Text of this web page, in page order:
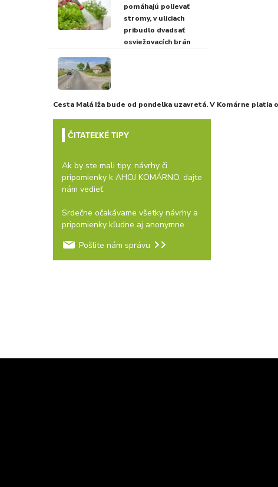
pomáhajú polievať
stromy, v uliciach
pribudlo dvadsať
osviežovacích brán
Cesta Malá Iža bude od pondelka uzavretá. V Komárne platia
ČITATEĽKÉ TIPY
Ak by ste mali tipy, návrhy či
pripomienky k AHOJ KOMÁRNO, dajte
nám vedieť.
Srdečne očakávame všetky návrhy a
pripomienky kľudne aj anonymne.
Pošlite nám správu